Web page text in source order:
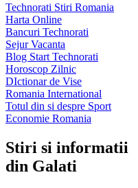
Technorati Stiri Romania
Harta Online
Bancuri Technorati
Sejur Vacanta
Blog Start Technorati
Horoscop Zilnic
DIctionar de Vise
Romania International
Totul din si despre Sport
Economie Romania
Stiri si informatii
din Galati